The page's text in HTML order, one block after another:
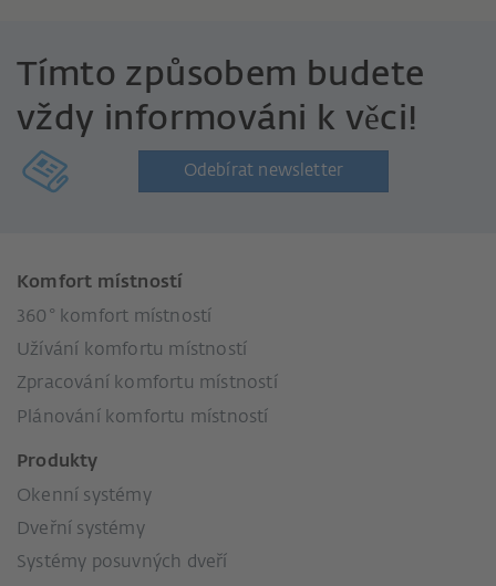
Tímto způsobem budete
vždy informováni k věci!
Odebírat newsletter
Komfort místností
360° komfort místností
Užívání komfortu místností
Zpracování komfortu místností
Plánování komfortu místností
Produkty
Okenní systémy
Dveřní systémy
Systémy posuvných dveří